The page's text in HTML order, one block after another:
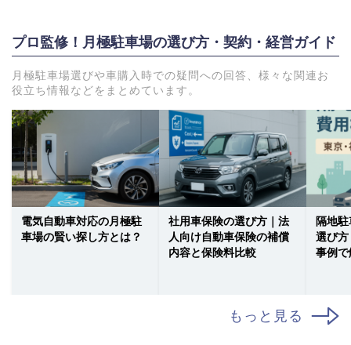
プロ監修！月極駐車場の選び方・契約・経営ガイド
月極駐車場選びや車購入時での疑問への回答、様々な関連お
役立ち情報などをまとめています。
電気自動車対応の月極駐
車場の賢い探し方とは？
社用車保険の選び方｜法
人向け自動車保険の補償
内容と保険料比較
隔地
選び
事例で
もっと見る